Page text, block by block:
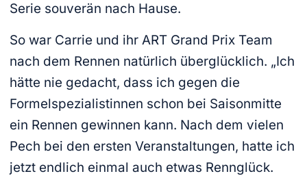
Serie souverän nach Hause.
So war Carrie und ihr ART Grand Prix Team
nach dem Rennen natürlich überglücklich. „Ich
hätte nie gedacht, dass ich gegen die
Formelspezialistinnen schon bei Saisonmitte
ein Rennen gewinnen kann. Nach dem vielen
Pech bei den ersten Veranstaltungen, hatte ich
jetzt endlich einmal auch etwas Rennglück.